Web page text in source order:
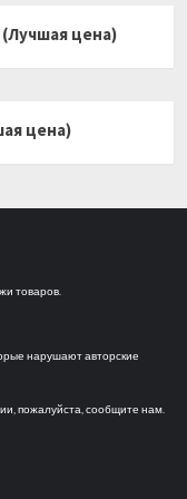
(Лучшая цена)
цена)
товаров.
нарушают авторские
пожалуйста, сообщите нам.